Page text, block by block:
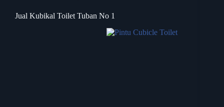
Jual Kubikal Toilet Tuban No 1